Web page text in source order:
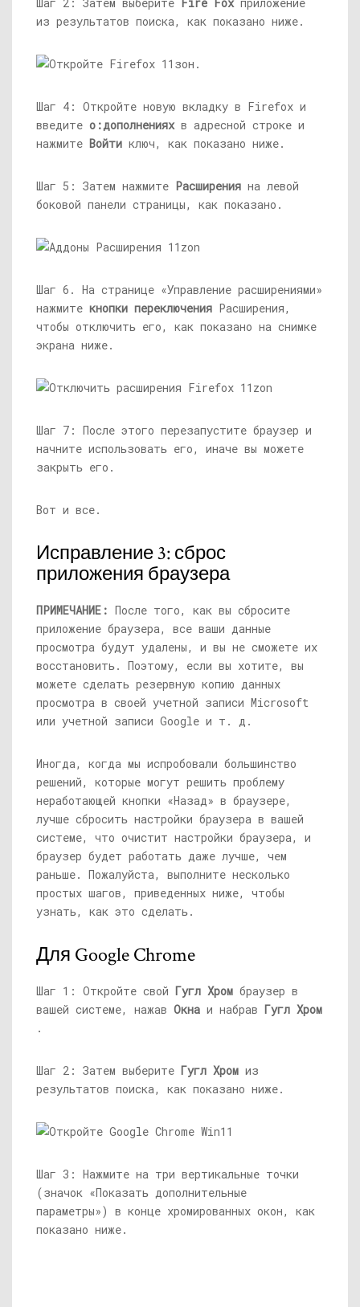
из результатов поиска, как показано ниже.
Шаг 4: Откройте новую вкладку в Firefox и
введите о:дополненияхв адресной строке и
нажмите Войти ключ, как показано ниже.
Шаг 5: Затем нажмите Расширения на левой
боковой панели страницы, как показано.
Шаг 6. На странице «Управление расширениями»
нажмите кнопки переключения Расширения,
чтобы отключить его, как показано на снимке
экрана ниже.
Шаг 7: После этого перезапустите браузер и
начните использовать его, иначе вы можете
закрыть его.
Вот и все.
Исправление 3: сброс
приложения браузера
ПРИМЕЧАНИЕ: После того, как вы сбросите
приложение браузера, все ваши данные
просмотра будут удалены, и вы не сможете их
восстановить. Поэтому, если вы хотите, вы
можете сделать резервную копию данных
просмотра в своей учетной записи Microsoft
или учетной записи Google и т. д.
Иногда, когда мы испробовали большинство
решений, которые могут решить проблему
неработающей кнопки «Назад» в браузере,
лучше сбросить настройки браузера в вашей
системе, что очистит настройки браузера, и
браузер будет работать даже лучше, чем
раньше. Пожалуйста, выполните несколько
простых шагов, приведенных ниже, чтобы
узнать, как это сделать.
Для Google Chrome
Шаг 1: Откройте свой Гугл Хром браузер в
вашей системе, нажав Окна и набрав Гугл Хром
.
Шаг 2: Затем выберите Гугл Хром из
результатов поиска, как показано ниже.
Шаг 3: Нажмите на три вертикальные точки
(значок «Показать дополнительные
параметры») в конце хромированных окон, как
показано ниже.